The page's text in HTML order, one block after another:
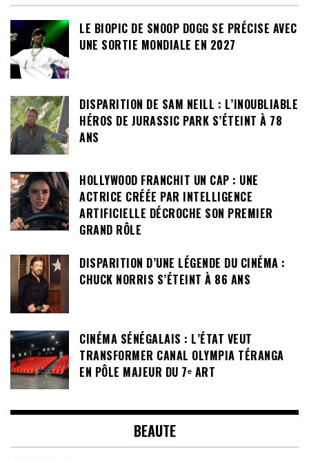
LE BIOPIC DE SNOOP DOGG SE PRÉCISE AVEC
UNE SORTIE MONDIALE EN 2027
DISPARITION DE SAM NEILL : L’INOUBLIABLE
HÉROS DE JURASSIC PARK S’ÉTEINT À 78
ANS
HOLLYWOOD FRANCHIT UN CAP : UNE
ACTRICE CRÉÉE PAR INTELLIGENCE
ARTIFICIELLE DÉCROCHE SON PREMIER
GRAND RÔLE
DISPARITION D’UNE LÉGENDE DU CINÉMA :
CHUCK NORRIS S’ÉTEINT À 86 ANS
CINÉMA SÉNÉGALAIS : L’ÉTAT VEUT
TRANSFORMER CANAL OLYMPIA TÉRANGA
EN PÔLE MAJEUR DU 7ᵉ ART
BEAUTE